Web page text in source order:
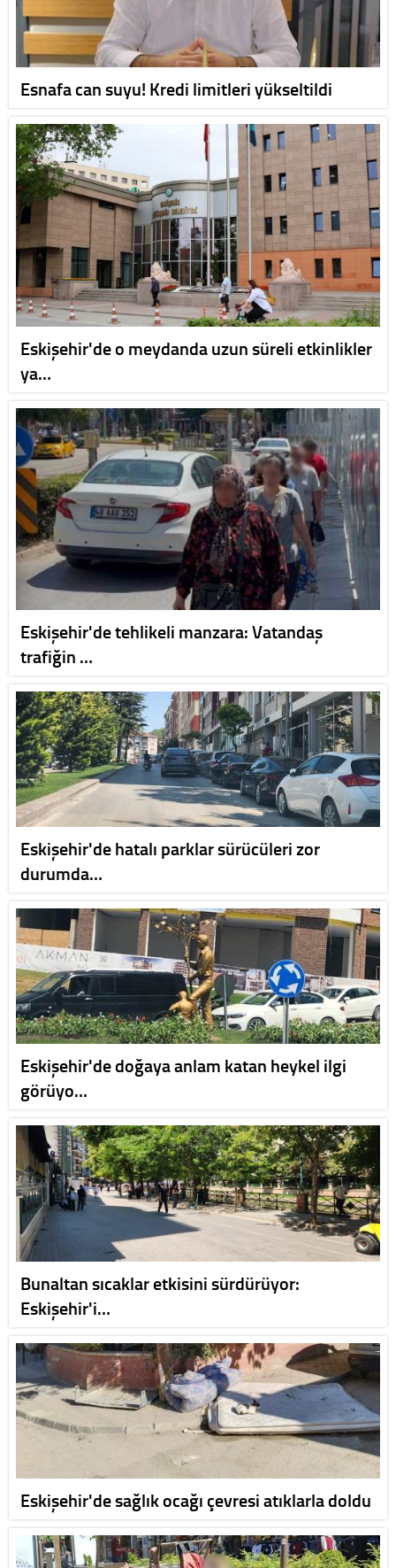
Esnafa can suyu! Kredi limitleri yükseltildi
Eskişehir'de o meydanda uzun süreli etkinlikler
ya…
Eskişehir'de tehlikeli manzara: Vatandaş
trafiğin …
Eskişehir'de hatalı parklar sürücüleri zor
durumda…
Eskişehir'de doğaya anlam katan heykel ilgi
görüyo…
Bunaltan sıcaklar etkisini sürdürüyor:
Eskişehir'i…
Eskişehir'de sağlık ocağı çevresi atıklarla doldu